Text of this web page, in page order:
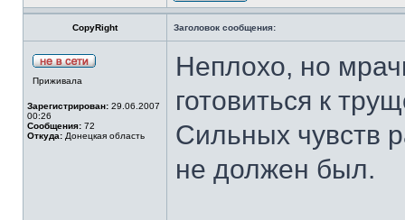
CopyRight Заголовок сообщения:
Приживала
Зарегистрирован: 29.06.2007
00:26
Сообщения: 72
Откуда: Донецкая область
Неплохо, но
готовиться к
Сильных чувств
не должен был.